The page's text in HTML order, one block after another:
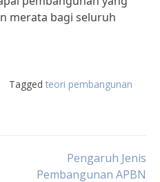
merata bagi seluruh
Tagged teori pembangunan
Pengaruh Jenis
Pembangunan APBN